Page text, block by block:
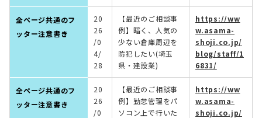
全ページ共通のフ
ッター注意書き
20
26
/0
4/
28
【最近のご相談事
例】暗く、人気の
少ない倉庫周辺を
防犯したい(埼玉
県・建設業)
https://ww
w.asama-
shoji.co.jp/
blog/staff/1
6831/
全ページ共通のフ
ッター注意書き
20
26
/0
【最近のご相談事
例】勤怠管理をパ
ソコン上で行いた
https://ww
w.asama-
shoji.co.jp/